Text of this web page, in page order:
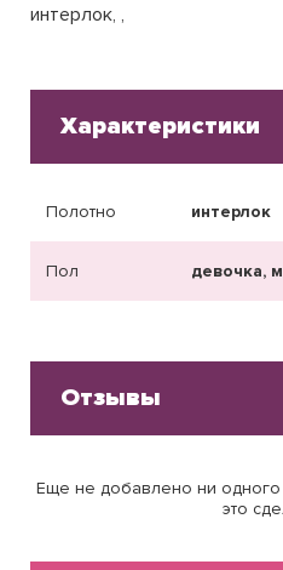
интерлок, ,
Характеристики
Полотно интерлок
Пол девочка,
Отзывы
Еще не добавлено ни одного
это